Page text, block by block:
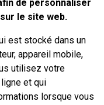
de personnaliser
le site web.
est stocké dans un
appareil mobile,
utilisez votre
et qui
lorsque vous